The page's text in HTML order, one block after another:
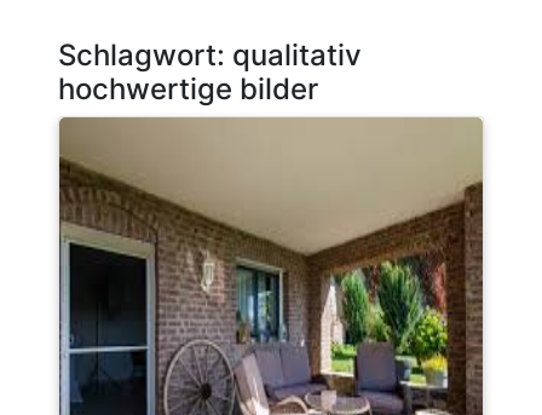
Schlagwort: qualitativ
hochwertige bilder